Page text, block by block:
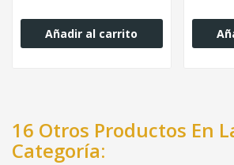
Añadir al carrito
16 Otros Productos En
Categoría: